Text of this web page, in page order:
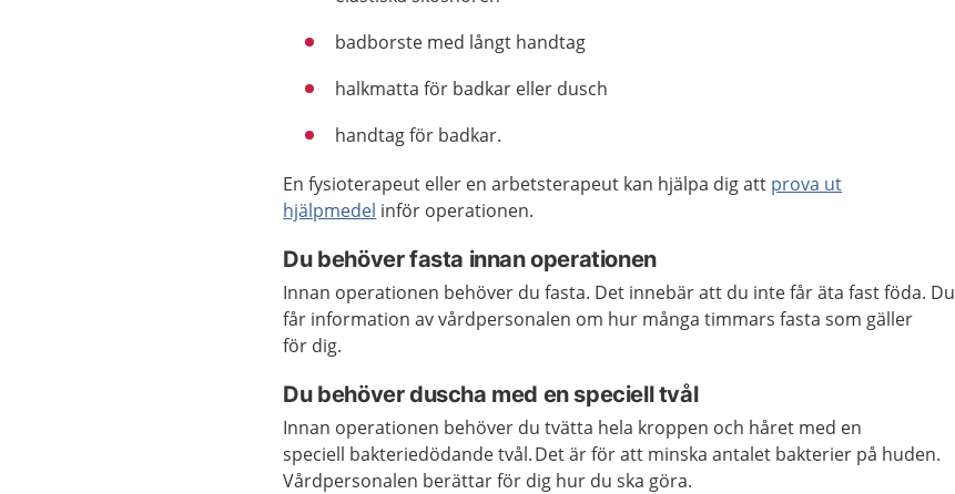
badborste med långt handtag
halkmatta för badkar eller dusch
handtag för badkar.
En fysioterapeut eller en arbetsterapeut kan hjälpa dig att prova ut
hjälpmedel inför operationen.
Du behöver fasta innan operationen
Innan operationen behöver du fasta. Det innebär att du inte får äta fast föda. Du
får information av vårdpersonalen om hur många timmars fasta som gäller
för dig.
Du behöver duscha med en speciell tvål
Innan operationen behöver du tvätta hela kroppen och håret med en
speciell bakteriedödande tvål. Det är för att minska antalet bakterier på huden.
Vårdpersonalen berättar för dig hur du ska göra.